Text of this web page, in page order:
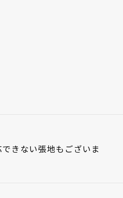
きない張地もございま